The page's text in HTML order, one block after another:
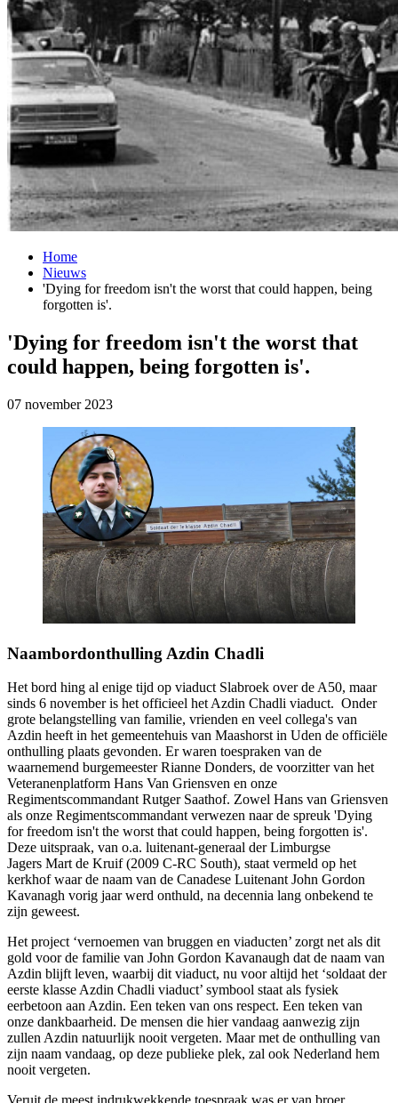
Home
Nieuws
'Dying for freedom isn't the worst that could happen, being
forgotten is'.
'Dying for freedom isn't the worst that
could happen, being forgotten is'.
07 november 2023
Naambordonthulling Azdin Chadli
Het bord hing al enige tijd op viaduct Slabroek over de A50, maar
sinds 6 november is het officieel het Azdin Chadli viaduct. Onder
grote belangstelling van familie, vrienden en veel collega's van
Azdin heeft in het gemeentehuis van Maashorst in Uden de officiële
onthulling plaats gevonden. Er waren toespraken van de
waarnemend burgemeester Rianne Donders, de voorzitter van het
Veteranenplatform Hans Van Griensven en onze
Regimentscommandant Rutger Saathof. Zowel Hans van Griensven
als onze Regimentscommandant verwezen naar de spreuk 'Dying
for freedom isn't the worst that could happen, being forgotten is'.
Deze uitspraak, van o.a. luitenant-generaal der Limburgse
Jagers Mart de Kruif (2009 C-RC South), staat vermeld op het
kerkhof waar de naam van de Canadese Luitenant John Gordon
Kavanagh vorig jaar werd onthuld, na decennia lang onbekend te
zijn geweest.
Het project ‘vernoemen van bruggen en viaducten’ zorgt net als dit
gold voor de familie van John Gordon Kavanaugh dat de naam van
Azdin blijft leven, waarbij dit viaduct, nu voor altijd het ‘soldaat der
eerste klasse Azdin Chadli viaduct’ symbool staat als fysiek
eerbetoon aan Azdin. Een teken van ons respect. Een teken van
onze dankbaarheid. De mensen die hier vandaag aanwezig zijn
zullen Azdin natuurlijk nooit vergeten. Maar met de onthulling van
zijn naam vandaag, op deze publieke plek, zal ook Nederland hem
nooit vergeten.